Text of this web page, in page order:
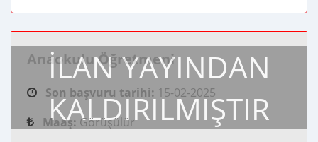
İLAN YAYINDAN
KALDIRILMIŞTIR
Anaokulu Öğretmeni
Son başvuru tarihi: 15-02-2025
Maaş: Görüşülür